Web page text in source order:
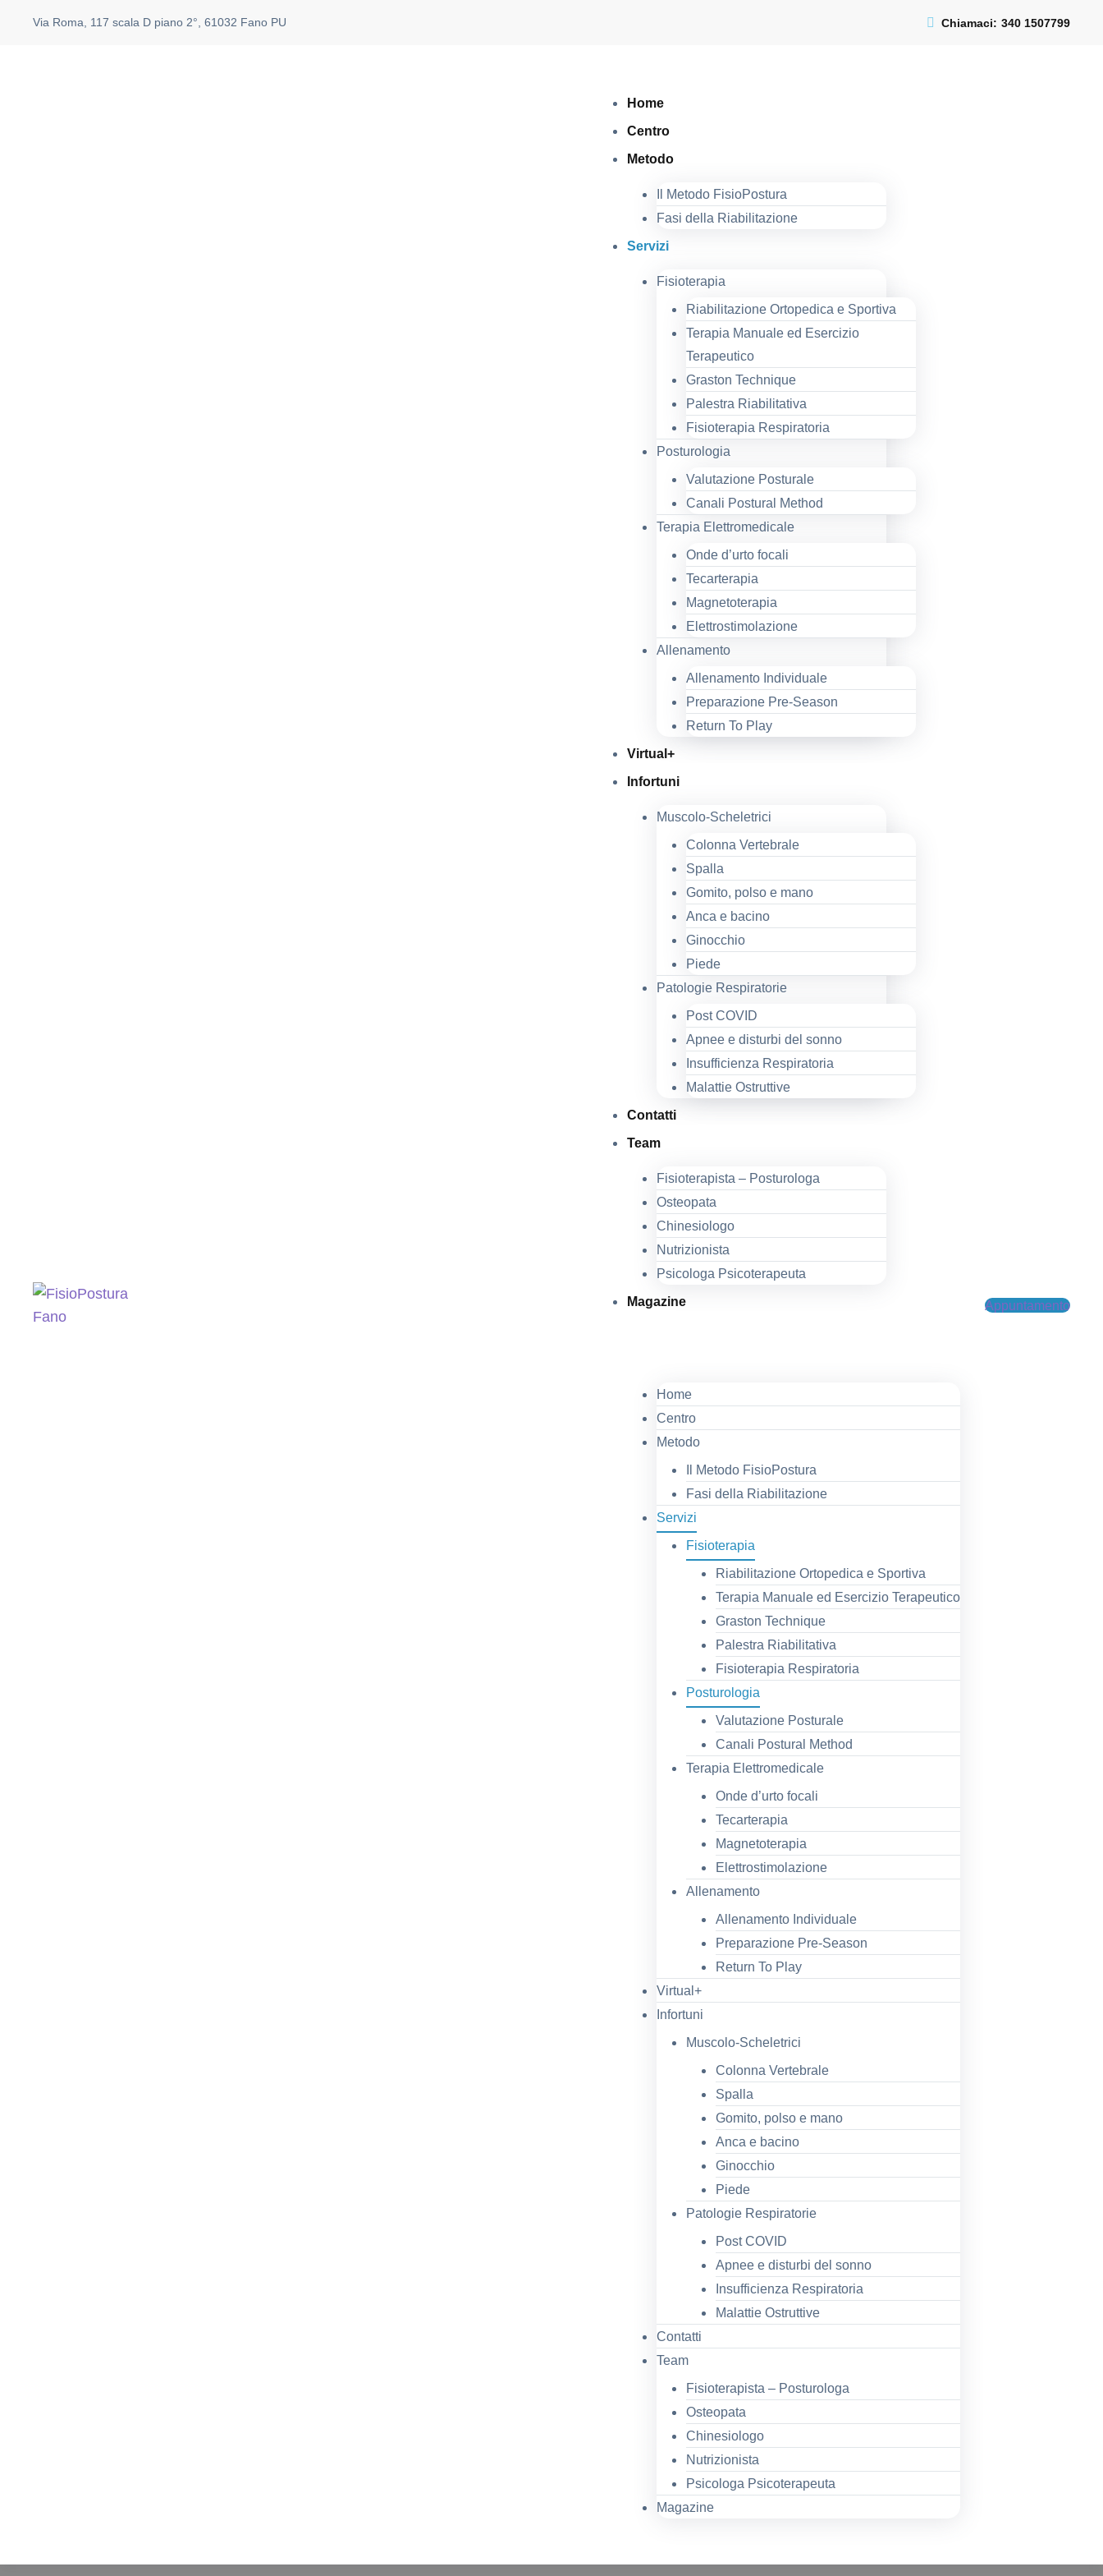
Via Roma, 117 scala D piano 2°, 61032 Fano PU Chiamaci: 340 1507799
Home
Centro
Metodo
Il Metodo FisioPostura
Fasi della Riabilitazione
Servizi
Fisioterapia
Riabilitazione Ortopedica e Sportiva
Terapia Manuale ed Esercizio
Terapeutico
Graston Technique
Palestra Riabilitativa
Fisioterapia Respiratoria
Posturologia
Valutazione Posturale
Canali Postural Method
Terapia Elettromedicale
Onde d’urto focali
Tecarterapia
Magnetoterapia
Elettrostimolazione
Allenamento
Allenamento Individuale
Preparazione Pre-Season
Return To Play
Virtual+
Infortuni
Muscolo-Scheletrici
Colonna Vertebrale
Spalla
Gomito, polso e mano
Anca e bacino
Ginocchio
Piede
Patologie Respiratorie
Post COVID
Apnee e disturbi del sonno
Insufficienza Respiratoria
Malattie Ostruttive
Contatti
Team
Fisioterapista – Posturologa
Osteopata
Chinesiologo
Nutrizionista
Psicologa Psicoterapeuta
Magazine
Home
Centro
Metodo
Il Metodo FisioPostura
Fasi della Riabilitazione
Servizi
Fisioterapia
Riabilitazione Ortopedica e Sportiva
Terapia Manuale ed Esercizio Terapeutico
Graston Technique
Palestra Riabilitativa
Fisioterapia Respiratoria
Posturologia
Valutazione Posturale
Canali Postural Method
Terapia Elettromedicale
Onde d’urto focali
Tecarterapia
Magnetoterapia
Elettrostimolazione
Allenamento
Allenamento Individuale
Preparazione Pre-Season
Return To Play
Virtual+
Infortuni
Muscolo-Scheletrici
Colonna Vertebrale
Spalla
Gomito, polso e mano
Anca e bacino
Ginocchio
Piede
Patologie Respiratorie
Post COVID
Apnee e disturbi del sonno
Insufficienza Respiratoria
Malattie Ostruttive
Contatti
Team
Fisioterapista – Posturologa
Osteopata
Chinesiologo
Nutrizionista
Psicologa Psicoterapeuta
Magazine
Appuntamento